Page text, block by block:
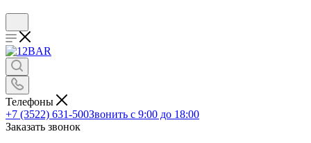
Телефоны
+7 (3522) 631-500Звонить с 9:00 до 18:00
Заказать звонок